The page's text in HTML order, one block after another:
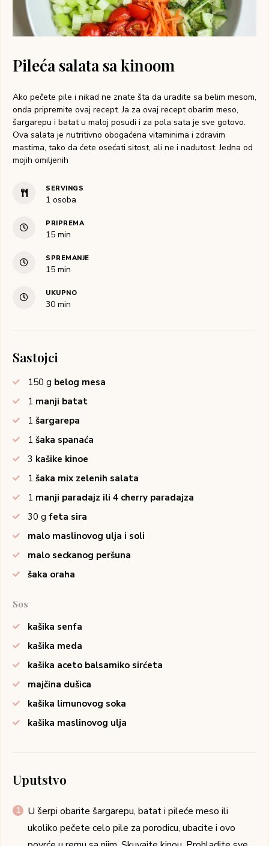
Pileća salata sa kinoom
Ako pečete pile i nikad ne znate šta da uradite sa belim mesom,
onda pripremite ovaj recept. Ja za ovaj recept obarim meso,
šargarepu i batat u maloj posudi i za pola sata je sve gotovo.
Ova salata je nutritivno obogaćena vitaminima i zdravim
mastima, tako da ćete osećati sitost, ali ne i nadutost. Jedna od
mojih omiljenih
SERVINGS
1 osoba
PRIPREMA
15 min
SPREMANJE
15 min
UKUPNO
30 min
Sastojci
150 g belog mesa
1 manji batat
1 šargarepa
1 šaka spanaća
3 kašike kinoe
1 šaka mix zelenih salata
1 manji paradajz ili 4 cherry paradajza
30 g feta sira
malo maslinovog ulja i soli
malo seckanog peršuna
šaka oraha
Sos
kašika senfa
kašika meda
kašika aceto balsamiko sirćeta
majčina dušica
kašika limunovog soka
kašika maslinovog ulja
Uputstvo
U šerpi obarite šargarepu, batat i pileće meso ili
ukoliko pečete celo pile za porodicu, ubacite i ovo